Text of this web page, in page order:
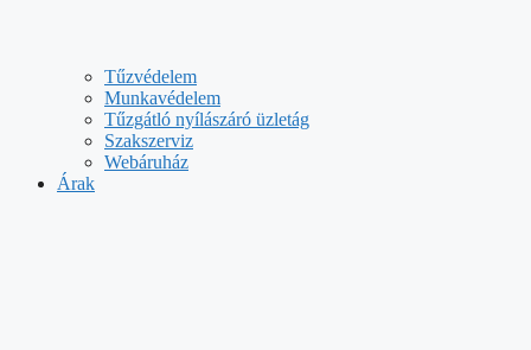
Tűzvédelem
Munkavédelem
Tűzgátló nyílászáró üzletág
Szakszerviz
Webáruház
Árak